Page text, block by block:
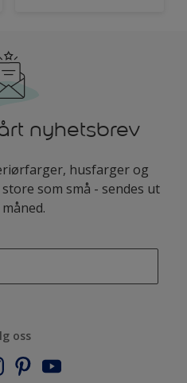
nyhetsbrev
husfarger og
som små - sendes ut
oss